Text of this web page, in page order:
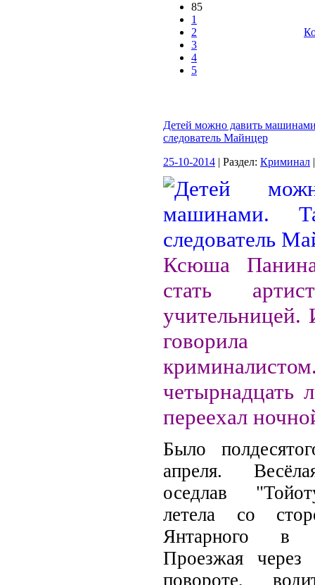
85
1
2
3
4
5
Детей можно давить
следователь Майнцер
25-10-2014 | Раздел: Криминал
Ксюша
стать
учительницей.
четырнадцать
переехал
Было
апреля.
оседлав
летела со
Янтарного в
Проезжая через
повороте,